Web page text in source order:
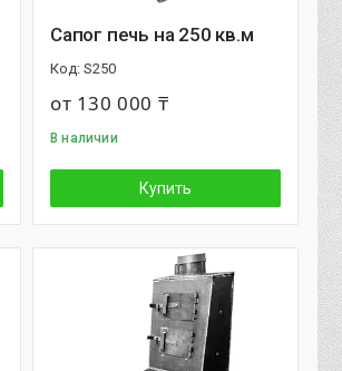
Сапог печь на 250 кв.м
S250
от 130 000 ₸
В наличии
Купить